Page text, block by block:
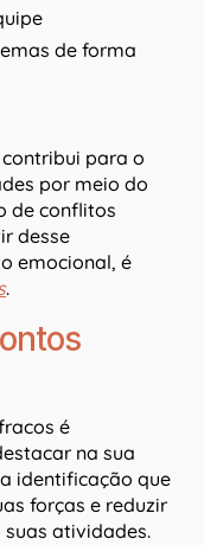
de forma
para o
por meio do
de conflitos
desse
emocional, é
.
é
na sua
identificação que
forças e reduzir
atividades.